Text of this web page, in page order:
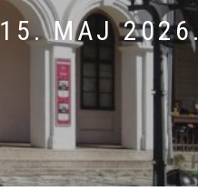
15. МАЈ 2026.